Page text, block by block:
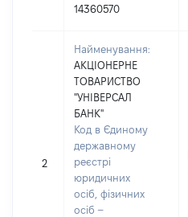
14360570
2
Найменування:
АКЦІОНЕРНЕ
ТОВАРИСТВО
"УНІВЕРСАЛ
БАНК"
Код в Єдиному
державному
реєстрі
юридичних
осіб, фізичних
осіб –